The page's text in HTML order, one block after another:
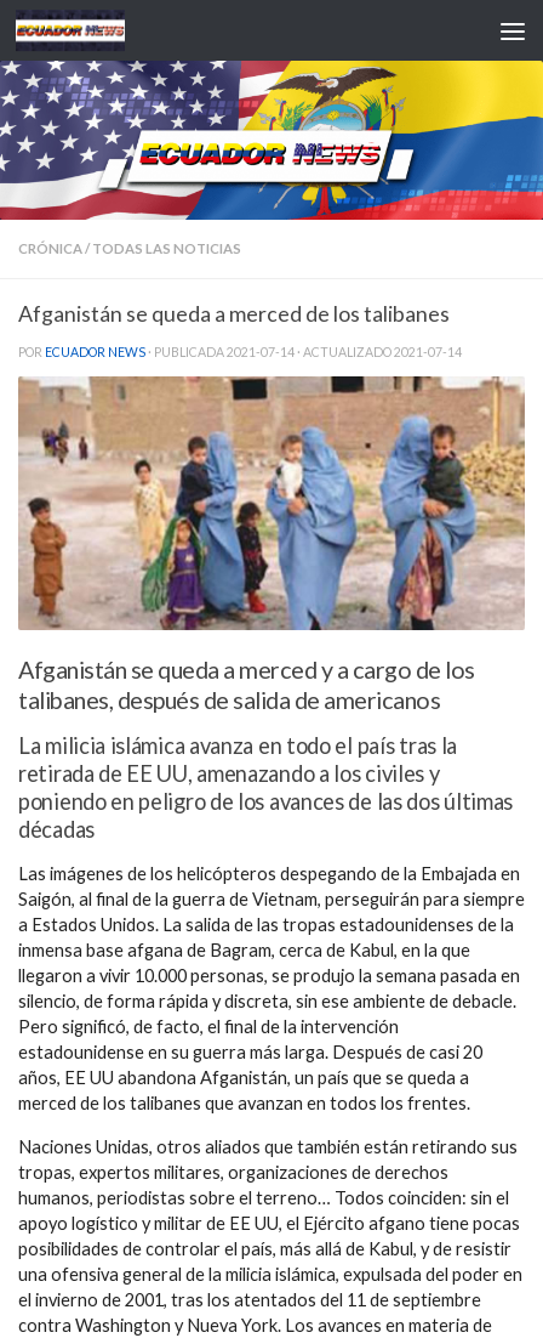
Saltar al contenido
CRÓNICA/ TODAS LAS NOTICIAS
Afganistán se queda a merced de los talibanes
POR ECUADOR NEWS · PUBLICADA2021-07-14 · ACTUALIZADO2021-07-14
Afganistán se queda a merced y a cargo de los
talibanes, después de salida de americanos
La milicia islámica avanza en todo el país tras la
retirada de EE UU, amenazando a los civiles y
poniendo en peligro de los avances de las dos últimas
décadas
Las imágenes de los helicópteros despegando de la Embajada en
Saigón, al final de la guerra de Vietnam, perseguirán para siempre
a Estados Unidos. La salida de las tropas estadounidenses de la
inmensa base afgana de Bagram, cerca de Kabul, en la que
llegaron a vivir 10.000 personas, se produjo la semana pasada en
silencio, de forma rápida y discreta, sin ese ambiente de debacle.
Pero significó, de facto, el final de la intervención
estadounidense en su guerra más larga. Después de casi 20
años, EE UU abandona Afganistán, un país que se queda a
merced de los talibanes que avanzan en todos los frentes.
Naciones Unidas, otros aliados que también están retirando sus
tropas, expertos militares, organizaciones de derechos
humanos, periodistas sobre el terreno… Todos coinciden: sin el
apoyo logístico y militar de EE UU, el Ejército afgano tiene pocas
posibilidades de controlar el país, más allá de Kabul, y de resistir
una ofensiva general de la milicia islámica, expulsada del poder en
el invierno de 2001, tras los atentados del 11 de septiembre
contra Washington y Nueva York. Los avances en materia de